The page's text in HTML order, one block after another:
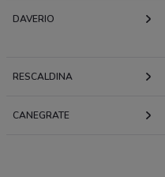
DAVERIO
RESCALDINA
CANEGRATE